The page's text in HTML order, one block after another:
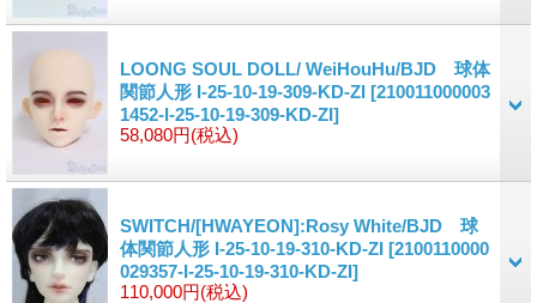
LOONG SOUL DOLL/ WeiHouHu/BJD 球体
関節人形 I-25-10-19-309-KD-ZI [210011000003
1452-I-25-10-19-309-KD-ZI]
58,080円(税込)
SWITCH/[HWAYEON]:Rosy White/BJD 球
体関節人形 I-25-10-19-310-KD-ZI [2100110000
029357-I-25-10-19-310-KD-ZI]
110,000円(税込)